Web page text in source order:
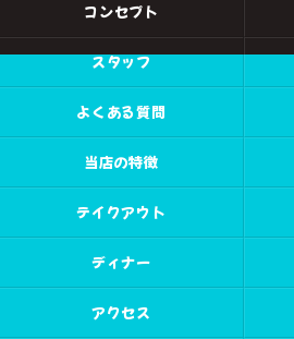
コンセプト
スタッフ
よくある質問
当店の特徴
テイクアウト
ディナー
アクセス